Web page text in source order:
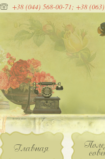
+38 (044) 568-00-71; +38
Главная